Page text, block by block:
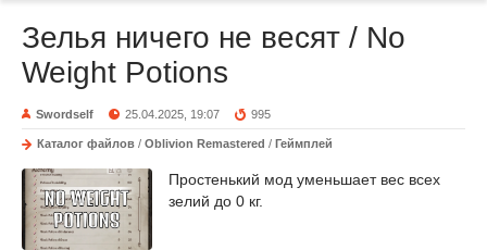
Зелья ничего не весят / No
Weight Potions
Swordself 25.04.2025, 19:07 995
Каталог файлов / Oblivion Remastered / Геймплей
Простенький мод уменьшает вес всех
зелий до 0 кг.